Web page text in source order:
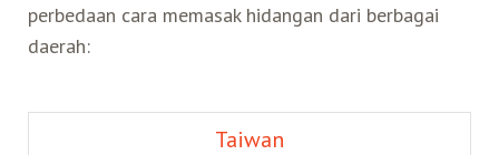
perbedaan cara memasak hidangan dari berbagai
daerah:
Taiwan